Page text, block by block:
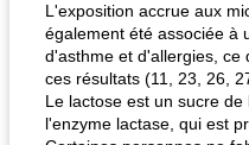
L'exposition accrue aux
également été associée à
d'asthme et d'allergies, ce
ces résultats (11, 23, 26,
Le lactose est un sucre
l'enzyme lactase, qui est